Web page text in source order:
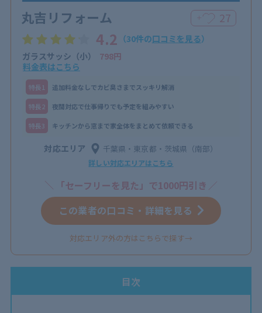
丸吉リフォーム ＋ 27
4.2 （30件の口コミを見る）
ガラスサッシ（小）
798円
料金表はこちら
特⻑1 追加料金なしでカビ臭さまでスッキリ解消
特⻑2 夜間対応で仕事帰りでも予定を組みやすい
特⻑3 キッチンから窓まで家全体をまとめて依頼できる
対応エリア 千葉県・東京都・茨城県（南部）
詳しい対応エリアはこちら
「セーフリーを見た」で1000円引き
この業者の口コミ・詳細を見る
対応エリア外の方はこちらで探す→
目次